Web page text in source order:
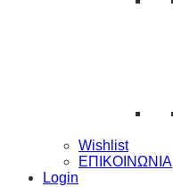
Wishlist
ΕΠΙΚΟΙΝΩΝΙΑ
Login